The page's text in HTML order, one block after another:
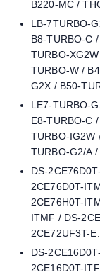
B220-MC /
LB-7TURBO-
B8-TURBO-C
TURBO-
TURBO-W /
G2X / B50-
LE7-TURBO-
E8-TURBO-C
TURBO-IG2W
TURBO-G2/A
DS-
2CE76D0T-
2CE76H0T-
ITMF / DS-
2CE72UF3T-E.
DS-
2CE16D0T-